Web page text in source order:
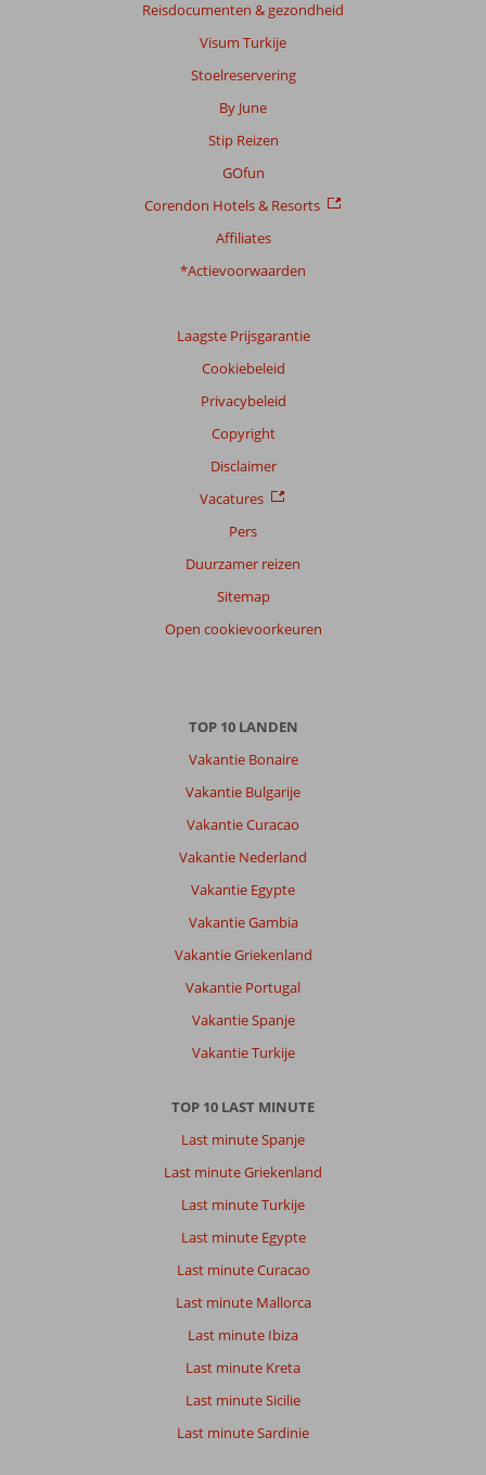
Reisdocumenten & gezondheid
Visum Turkije
Stoelreservering
By June
Stip Reizen
GOfun
Corendon Hotels & Resorts
Affiliates
*Actievoorwaarden
Laagste Prijsgarantie
Cookiebeleid
Privacybeleid
Copyright
Disclaimer
Vacatures
Pers
Duurzamer reizen
Sitemap
Open cookievoorkeuren
TOP 10 LANDEN
Vakantie Bonaire
Vakantie Bulgarije
Vakantie Curacao
Vakantie Nederland
Vakantie Egypte
Vakantie Gambia
Vakantie Griekenland
Vakantie Portugal
Vakantie Spanje
Vakantie Turkije
TOP 10 LAST MINUTE
Last minute Spanje
Last minute Griekenland
Last minute Turkije
Last minute Egypte
Last minute Curacao
Last minute Mallorca
Last minute Ibiza
Last minute Kreta
Last minute Sicilie
Last minute Sardinie